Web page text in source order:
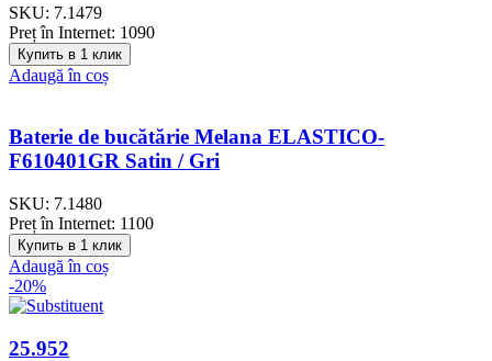
SKU: 7.1479
Preț în Internet: 1090
Купить в 1 клик
Adaugă în coș
Baterie de bucătărie Melana ELASTICO-
F610401GR Satin / Gri
SKU: 7.1480
Preț în Internet: 1100
Купить в 1 клик
Adaugă în coș
-20%
25.952